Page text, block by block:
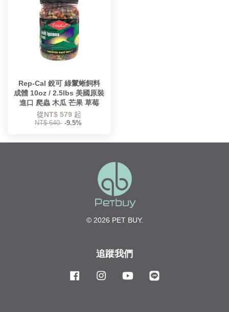
Rep-Cal 銳可 綠鬣蜥飼料
成體 10oz / 2.5lbs 美國原裝
進口 爬蟲 木瓜 芒果 草莓
從NT$ 579 起
NT$ 640 -9.5%
© 2026 PET BUY.
追蹤我們
Facebook Instagram YouTube